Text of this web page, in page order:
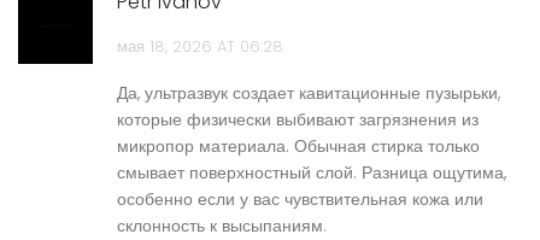
мая 18, 2026 AT 06:28
Да, ультразвук создает кавитационные пузырьки,
которые физически выбивают загрязнения из
микропор материала. Обычная стирка только
смывает поверхностный слой. Разница ощутима,
особенно если у вас чувствительная кожа или
склонность к высыпаниям.